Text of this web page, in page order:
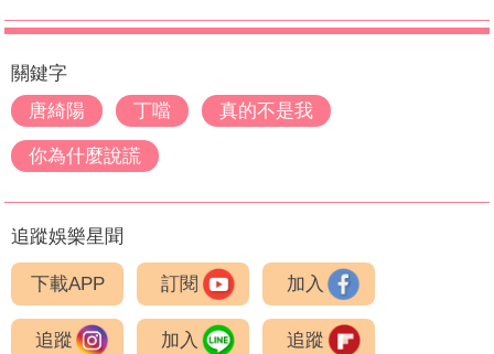
關鍵字
唐綺陽
丁噹 真的不是我
你為什麼說謊
追蹤娛樂星聞
下載APP 訂閱 加入
追蹤 加入 追蹤